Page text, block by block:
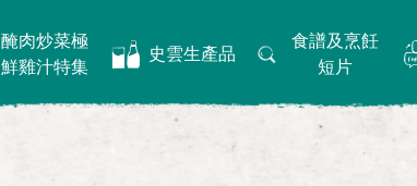
醃肉炒菜極
鮮雞汁特集
史雲生產品
食譜及烹飪
短片